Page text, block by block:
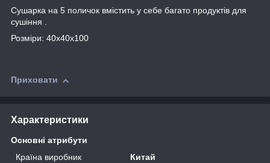
Сушарка на 5 поличок вмістить у себе багато продуктів для
сушіння .
Розміри: 40х40х100
Приховати
Характеристики
Основні атрибути
Країна виробник
Китай